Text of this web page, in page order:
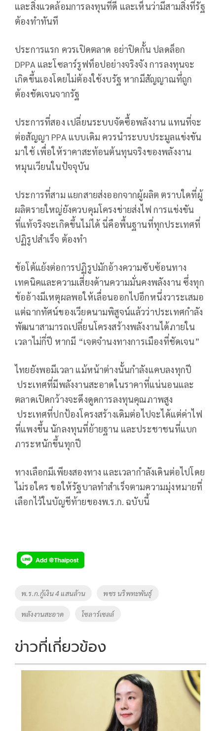
และสิ่งแวดล้อมการลงทุนที่ดี และเห็นว่ามีสามสิ่งที่รัฐ
ต้องทำทันที
ประการแรก ควรเปิดตลาด อย่าปิดกั้น ปลดล็อก
DPPA และโซลาร์รูฟท็อปอย่างจริงจัง การลงทุนจะ
เกิดขึ้นเองโดยไม่ต้องใช้งบรัฐ หากมีสัญญาณทึ่ถูก
ต้องชัดเจนจากรัฐ
ประการที่สอง เปลี่ยนระบบจัดซื้อพลังงาน แทนที่จะ
ต่อสัญญา PPA แบบเดิม ควรนำระบบประมูลแข่งขัน
มาใช้ เพื่อให้ราคาสะท้อนต้นทุนจริงของพลังงาน
หมุนเวียนในปัจจุบัน
ประการที่สาม แยกสายส่งออกจากผู้ผลิต ตราบใดที่ผู้
ผลิตรายใหญ่ยังควบคุมโครงข่ายส่งไฟ การแข่งขัน
ที่แท้จริงจะเกิดขึ้นไม่ได้ นี่คือพื้นฐานที่ทุกประเทศที่
ปฏิรูปสำเร็จ ต้องทำ
ข้อโต้แย้งต่อการปฏิรูปมักอ้างความซับซ้อนทาง
เทคนิคและความเสี่ยงด้านความมั่นคงพลังงาน ซึ่งทุก
ข้ออ้างมีเหตุผลพอให้เลื่อนออกไปอีกหนึ่งวาระเสมอ
แต่ฉากทัศน์ของเวียดนามพิสูจน์แล้วว่าประเทศกำลัง
พัฒนาสามารถเปลี่ยนโครงสร้างพลังงานได้ภายใน
เวลาไม่กี่ปี หากมี “เจตจำนงทางการเมืองที่ชัดเจน”
ไทยยังพอมีเวลา แม้หน้าต่างนั้นกำลังแคบลงทุกปี
ประเทศที่มีพลังงานสะอาดในราคาที่แน่นอนและ
ตลาดเปิดกว้างจะดึงดูดการลงทุนคุณภาพสูง
ประเทศที่ปกป้องโครงสร้างเดิมต่อไปจะได้แต่ค่าไฟ
ที่แพงขึ้น นักลงทุนที่ย้ายฐาน และประชาชนที่แบก
ภาระหนักขึ้นทุกปี
ทางเลือกมีเพียงสองทาง และเวลากำลังเดินต่อไปโดย
ไม่รอใคร ขอให้รัฐบาลทำสำเร็จตามความมุ่งหมายที่
เลือกไว้ในบัญชีท้ายของพ.ร.ก. ฉบับนี้
Tags
พ.ร.ก.กู้เงิน 4 แสนล้าน พชร นริพทะพันธุ์
พลังงานสะอาด โซลาร์เซลล์
ข่าวที่เกี่ยวข้อง